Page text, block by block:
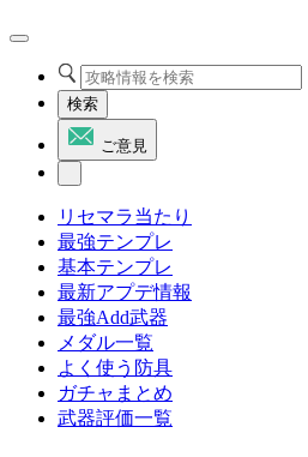
検索
ご意見
リセマラ当たり
最強テンプレ
基本テンプレ
最新アプデ情報
最強Add武器
メダル一覧
よく使う防具
ガチャまとめ
武器評価一覧